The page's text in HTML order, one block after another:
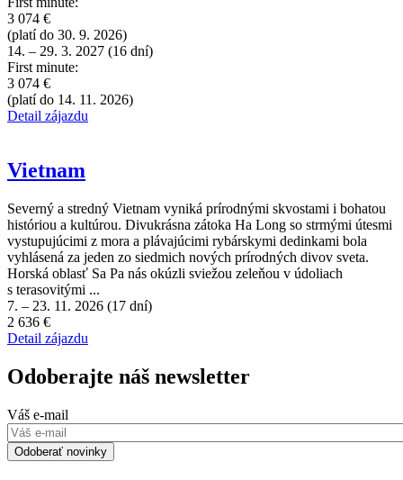
3 074 €
(platí do 30. 9. 2026)
14. – 29. 3. 2027 (16 dní)
First minute:
3 074 €
(platí do 14. 11. 2026)
Detail zájazdu
Vietnam
Severný a stredný Vietnam vyniká prírodnými skvostami i bohatou
históriou a kultúrou. Divukrásna zátoka Ha Long so strmými útesmi
vystupujúcimi z mora a plávajúcimi rybárskymi dedinkami bola
vyhlásená za jeden zo siedmich nových prírodných divov sveta.
Horská oblasť Sa Pa nás okúzli sviežou zeleňou v údoliach
s terasovitými ...
7. – 23. 11. 2026 (17 dní)
2 636 €
Detail zájazdu
Odoberajte náš newsletter
Váš e-mail
Odoberať novinky